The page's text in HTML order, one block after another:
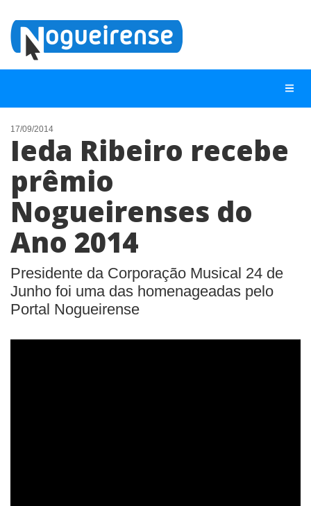
NOTÍCIAS
LISTA DIGITAL
TELEFONES ÚTEIS
QUEM SOMOS
CONTATO
ANUNCIE
17/09/2014
Ieda Ribeiro recebe
prêmio
Nogueirenses do
Ano 2014
Presidente da Corporação Musical 24 de
Junho foi uma das homenageadas pelo
Portal Nogueirense